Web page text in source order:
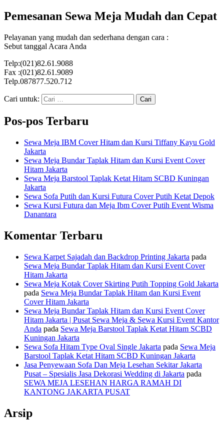
Pemesanan Sewa Meja Mudah dan Cepat
Pelayanan yang mudah dan sederhana dengan cara :
Sebut tanggal Acara Anda
Telp:(021)82.61.9088
Fax :(021)82.61.9089
Telp.087877.520.712
Cari untuk:
Pos-pos Terbaru
Sewa Meja IBM Cover Hitam dan Kursi Tiffany Kayu Gold
Jakarta
Sewa Meja Bundar Taplak Hitam dan Kursi Event Cover
Hitam Jakarta
Sewa Meja Barstool Taplak Ketat Hitam SCBD Kuningan
Jakarta
Sewa Sofa Putih dan Kursi Futura Cover Putih Ketat Depok
Sewa Kursi Futura dan Meja Ibm Cover Putih Event Wisma
Danantara
Komentar Terbaru
Sewa Karpet Sajadah dan Backdrop Printing Jakarta pada
Sewa Meja Bundar Taplak Hitam dan Kursi Event Cover
Hitam Jakarta
Sewa Meja Kotak Cover Skirting Putih Topping Gold Jakarta
pada Sewa Meja Bundar Taplak Hitam dan Kursi Event
Cover Hitam Jakarta
Sewa Meja Bundar Taplak Hitam dan Kursi Event Cover
Hitam Jakarta | Pusat Sewa Meja & Sewa Kursi Event Kantor
Anda pada Sewa Meja Barstool Taplak Ketat Hitam SCBD
Kuningan Jakarta
Sewa Sofa Hitam Type Oval Single Jakarta pada Sewa Meja
Barstool Taplak Ketat Hitam SCBD Kuningan Jakarta
Jasa Penyewaan Sofa Dan Meja Lesehan Sekitar Jakarta
Pusat – Spesialis Jasa Dekorasi Wedding di Jakarta pada
SEWA MEJA LESEHAN HARGA RAMAH DI
KANTONG JAKARTA PUSAT
Arsip